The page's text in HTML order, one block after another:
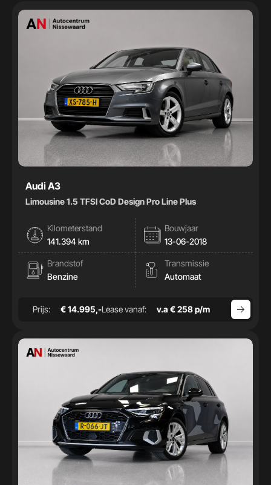
Handgeschakeld 32
Carrosserie
Carrosserie
Prijs (€)
-
Kilometerstand
Bouwjaar
Audi A3
Limousine 1.5 TFSI CoD Design Pro Line Plus
Kilometerstand
141.394 km
Bouwjaar
13-06-2018
Brandstof
Benzine
Transmissie
Automaat
Prijs: € 14.995,-Lease vanaf: v.a € 258 p/m